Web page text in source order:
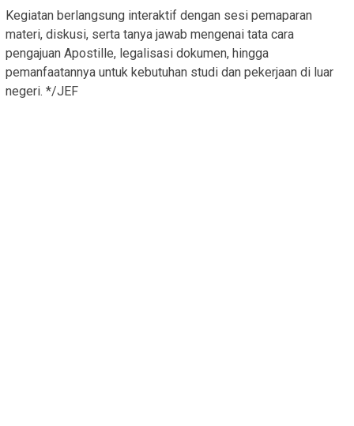
Kegiatan berlangsung interaktif dengan sesi pemaparan
materi, diskusi, serta tanya jawab mengenai tata cara
pengajuan Apostille, legalisasi dokumen, hingga
pemanfaatannya untuk kebutuhan studi dan pekerjaan di luar
negeri. */JEF